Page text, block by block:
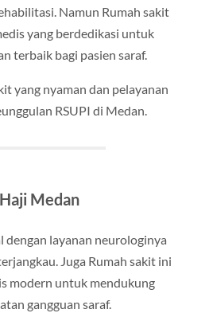
Namun Rumah sakit
yang berdedikasi untuk
terbaik bagi pasien saraf.
yang nyaman dan pelayanan
RSUPI di Medan.
Medan
dengan layanan neurologinya
Juga Rumah sakit ini
modern untuk mendukung
gangguan saraf.